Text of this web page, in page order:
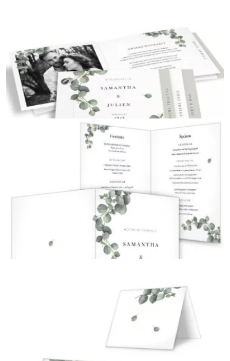
Save the Date Karte
{farbicons}
Einladungskarten zur Hochzeit
{farbicons}
Menükarten